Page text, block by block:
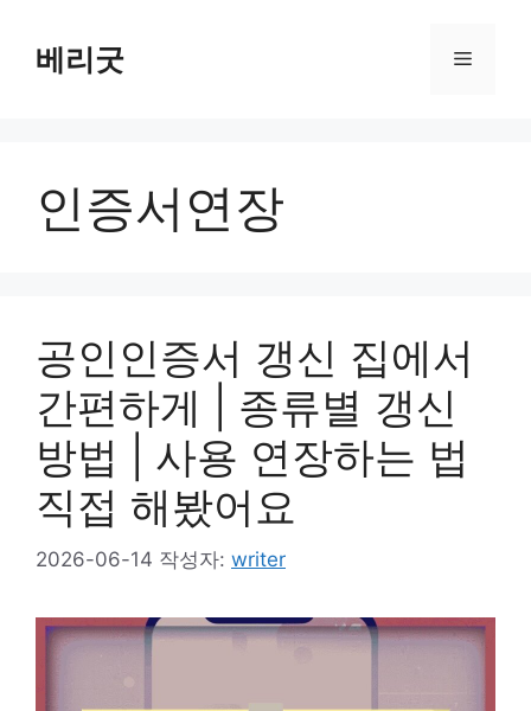
베리굿 메
인증서연장
공인인증서 갱신 집에서
간편하게 | 종류별 갱신
방법 | 사용 연장하는 법
직접 해봤어요
2026-06-14 작성자: writer